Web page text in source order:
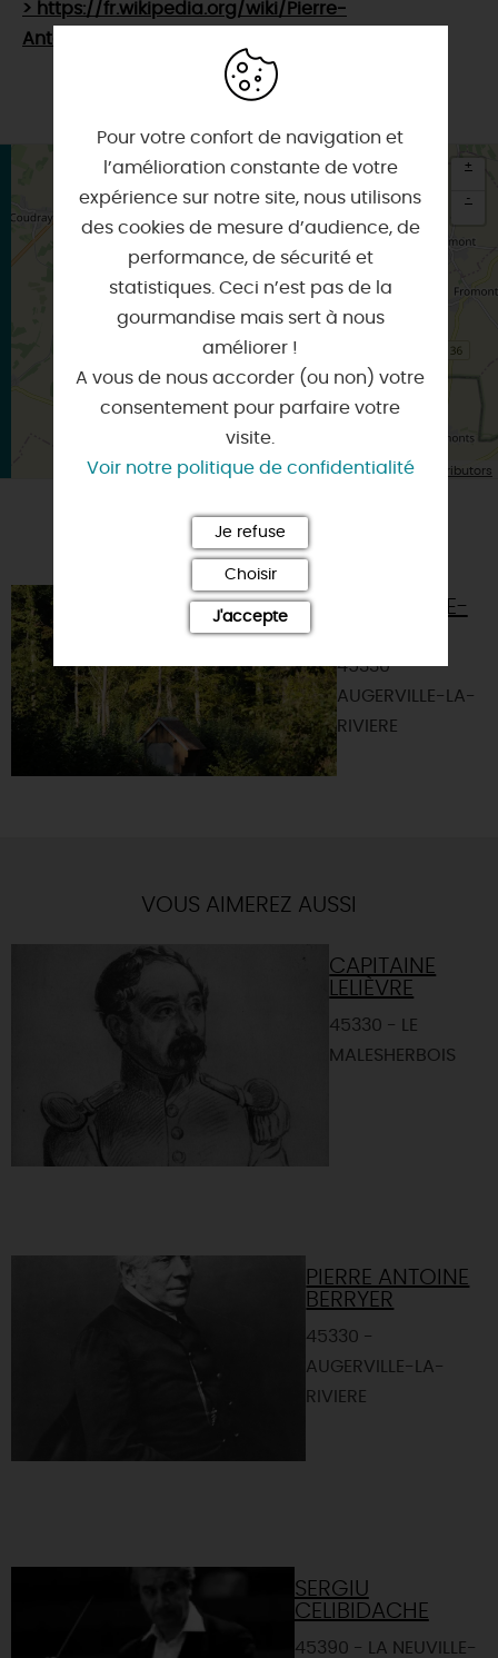
> https://fr.wikipedia.org/wiki/Pierre-
Antoine_Berryer
Itinéraire vers
+
-
Leaflet| Map data ©OpenStreetMap contributors
POURSUIVRE LA VISITE
AUGERVILLE-
45330 -
AUGERVILLE-LA-
RIVIERE
VOUS AIMEREZ AUSSI
CAPITAINE
LELIÈVRE
45330 - LE
MALESHERBOIS
PIERRE ANTOINE
BERRYER
45330 -
AUGERVILLE-LA-
RIVIERE
SERGIU
CELIBIDACHE
45390 - LA NEUVILLE-
Pour votre confort de navigation et
l’amélioration constante de votre
expérience sur notre site, nous utilisons
des cookies de mesure d’audience, de
performance, de sécurité et
statistiques. Ceci n’est pas de la
gourmandise mais sert à nous
améliorer !
A vous de nous accorder (ou non) votre
consentement pour parfaire votre
visite.
Voir notre politique de confidentialité
Je refuse
Choisir
J'accepte